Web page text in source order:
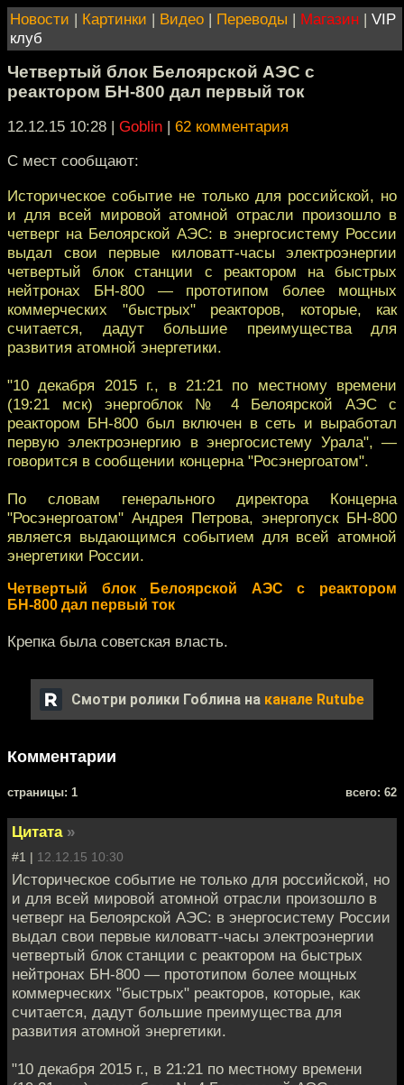
Новости | Картинки | Видео | Переводы | Магазин | VIP
клуб
Четвертый блок Белоярской АЭС с
реактором БН-800 дал первый ток
12.12.15 10:28 | Goblin | 62 комментария
С мест сообщают:
Историческое событие не только для российской, но
и для всей мировой атомной отрасли произошло в
четверг на Белоярской АЭС: в энергосистему России
выдал свои первые киловатт-часы электроэнергии
четвертый блок станции с реактором на быстрых
нейтронах БН-800 — прототипом более мощных
коммерческих "быстрых" реакторов, которые, как
считается, дадут большие преимущества для
развития атомной энергетики.
"10 декабря 2015 г., в 21:21 по местному времени
(19:21 мск) энергоблок № 4 Белоярской АЭС с
реактором БН-800 был включен в сеть и выработал
первую электроэнергию в энергосистему Урала", —
говорится в сообщении концерна "Росэнергоатом".
По словам генерального директора Концерна
"Росэнергоатом" Андрея Петрова, энергопуск БН-800
является выдающимся событием для всей атомной
энергетики России.
Четвертый блок Белоярской АЭС с реактором
БН-800 дал первый ток
Крепка была советская власть.
Смотри ролики Гоблина на канале Rutube
Комментарии
cтраницы: 1 всего: 62
Цитата »
#1 | 12.12.15 10:30
Историческое событие не только для российской, но
и для всей мировой атомной отрасли произошло в
четверг на Белоярской АЭС: в энергосистему России
выдал свои первые киловатт-часы электроэнергии
четвертый блок станции с реактором на быстрых
нейтронах БН-800 — прототипом более мощных
коммерческих "быстрых" реакторов, которые, как
считается, дадут большие преимущества для
развития атомной энергетики.
"10 декабря 2015 г., в 21:21 по местному времени